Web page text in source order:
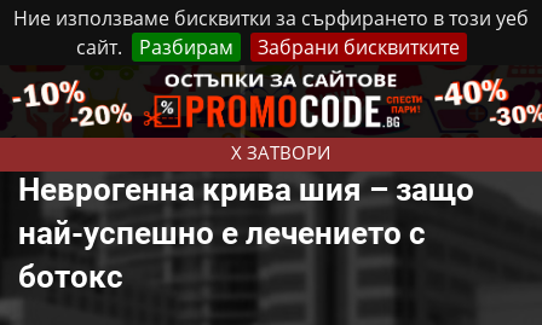
Ние използваме бисквитки за сърфирането в този уеб
сайт.
Разбирам Забрани бисквитките
X ЗАТВОРИ
Събота, 8 Август, 2026 Реклама Контакти
Неврогенна крива шия – защо
най-успешно е лечението с
ботокс